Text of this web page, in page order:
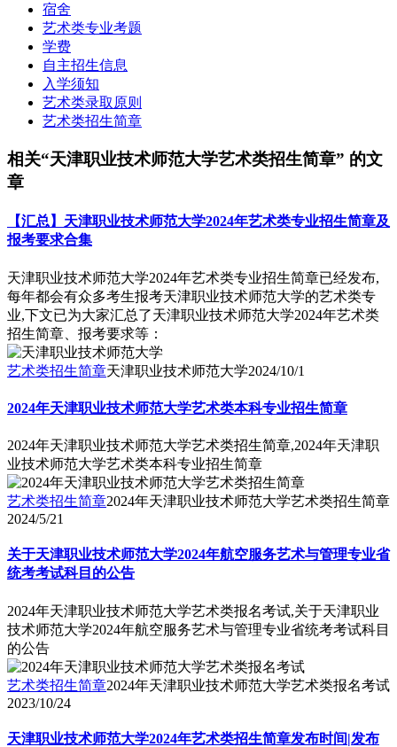
宿舍
艺术类专业考题
学费
自主招生信息
入学须知
艺术类录取原则
艺术类招生简章
相关“天津职业技术师范大学艺术类招生简章” 的文
章
【汇总】天津职业技术师范大学2024年艺术类专业招生简章及
报考要求合集
天津职业技术师范大学2024年艺术类专业招生简章已经发布,
每年都会有众多考生报考天津职业技术师范大学的艺术类专
业,下文已为大家汇总了天津职业技术师范大学2024年艺术类
招生简章、报考要求等：
艺术类招生简章天津职业技术师范大学2024/10/1
2024年天津职业技术师范大学艺术类本科专业招生简章
2024年天津职业技术师范大学艺术类招生简章,2024年天津职
业技术师范大学艺术类本科专业招生简章
艺术类招生简章2024年天津职业技术师范大学艺术类招生简章
2024/5/21
关于天津职业技术师范大学2024年航空服务艺术与管理专业省
统考考试科目的公告
2024年天津职业技术师范大学艺术类报名考试,关于天津职业
技术师范大学2024年航空服务艺术与管理专业省统考考试科目
的公告
艺术类招生简章2024年天津职业技术师范大学艺术类报名考试
2023/10/24
天津职业技术师范大学2024年艺术类招生简章发布时间|发布